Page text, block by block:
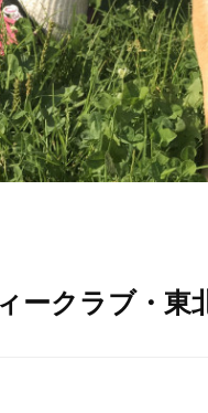
ークラブ・東